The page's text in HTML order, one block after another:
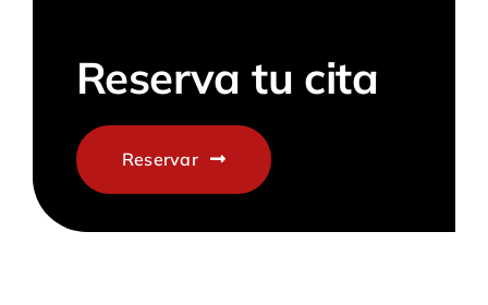
Reserva tu cita
Reservar